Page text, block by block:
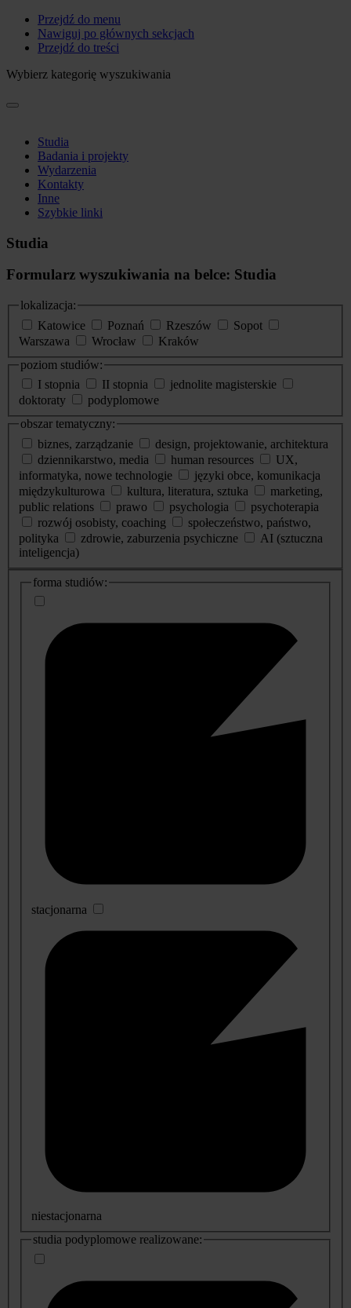
Przejdź do menu
Nawiguj po głównych sekcjach
Przejdź do treści
Wybierz kategorię wyszukiwania
Studia
Badania i projekty
Wydarzenia
Kontakty
Inne
Szybkie linki
Studia
Formularz wyszukiwania na belce: Studia
lokalizacja:
Katowice
Poznań Rzeszów
Sopot
Warszawa
Wrocław
Kraków
poziom studiów:
I stopnia
II stopnia
jednolite magisterskie
doktoraty
podyplomowe
obszar tematyczny:
biznes, zarządzanie
design, projektowanie, architektura
dziennikarstwo, media
human resources
UX,
informatyka, nowe technologie
języki obce, komunikacja
międzykulturowa
kultura, literatura, sztuka
marketing,
public relations
prawo psychologia
psychoterapia
rozwój osobisty, coaching
społeczeństwo, państwo,
polityka
zdrowie, zaburzenia psychiczne
AI (sztuczna
inteligencja)
dodatkowe
informacje
forma studiów:
stacjonarna
niestacjonarna
studia podyplomowe realizowane: